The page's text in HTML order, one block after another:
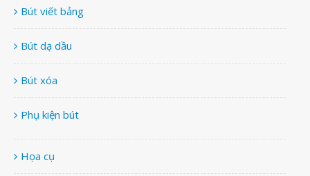
Bút viết bảng
Bút dạ dầu
Bút xóa
Phụ kiện bút
Họa cụ